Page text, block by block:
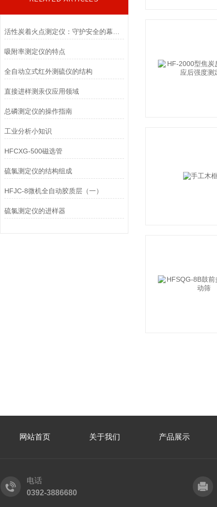
吸附率测定仪的特点
全自动立式红外测硫仪的结构
直接进样测汞仪应用领域
总磷测定仪的操作指南
工业分析小知识
HFCXG-500磁选管
硫氯测定仪的结构组成
HFJC-8微机全自动胶质层（一）
硫氯测定仪的进样器
网站首页 关于我们 产品展示
电话
0392-3886680